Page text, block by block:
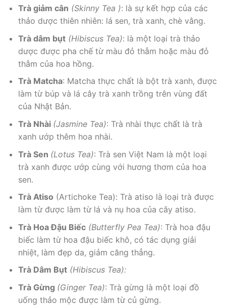
Trà giảm cân (Skinny Tea ): là sự kết hợp của các
thảo dược thiên nhiên: lá sen, trà xanh, chè vằng.
Trà dâm bụt (Hibiscus Tea): là một loại trà thảo
dược được pha chế từ màu đỏ thẫm hoặc màu đỏ
thẫm của hoa hồng.
Trà Matcha: Matcha thực chất là bột trà xanh, được
làm từ búp và lá cây trà xanh trồng trên vùng đất
của Nhật Bản.
Trà Nhài (Jasmine Tea): Trà nhài thực chất là trà
xanh ướp thêm hoa nhài.
Trà Sen (Lotus Tea): Trà sen Việt Nam là một loại
trà xanh được ướp cùng với hương thơm của hoa
sen.
Trà Atiso (Artichoke Tea): Trà atiso là loại trà được
làm từ được làm từ lá và nụ hoa của cây atiso.
Trà Hoa Đậu Biếc (Butterfly Pea Tea): Trà hoa đậu
biếc làm từ hoa đậu biếc khô, có tác dụng giải
nhiệt, làm đẹp da, giảm căng thẳng.
Trà Dâm Bụt (Hibiscus Tea):
Trà Gừng (Ginger Tea): Trà gừng là một loại đồ
uống thảo mộc được làm từ củ gừng.